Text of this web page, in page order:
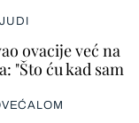
ovacije već na
"Što ću kad sam